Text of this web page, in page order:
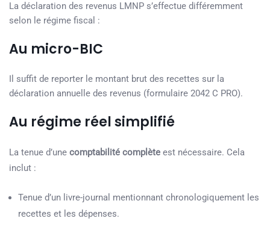
La déclaration des revenus LMNP s’effectue différemment
selon le régime fiscal :
Au micro-BIC
Il suffit de reporter le montant brut des recettes sur la
déclaration annuelle des revenus (formulaire 2042 C PRO).
Au régime réel simplifié
La tenue d’une comptabilité complète est nécessaire. Cela
inclut :
Tenue d’un livre-journal mentionnant chronologiquement les
recettes et les dépenses.